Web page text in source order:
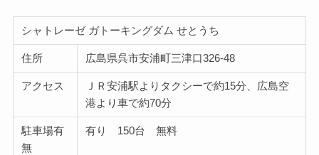
シャトレーゼ ガトーキングダム せとうち
住所 広島県呉市安浦町三津口326-48
アクセス
ＪＲ安浦駅よりタクシーで約15分、広島空
港より車で約70分
駐車場有
無
有り 150台 無料